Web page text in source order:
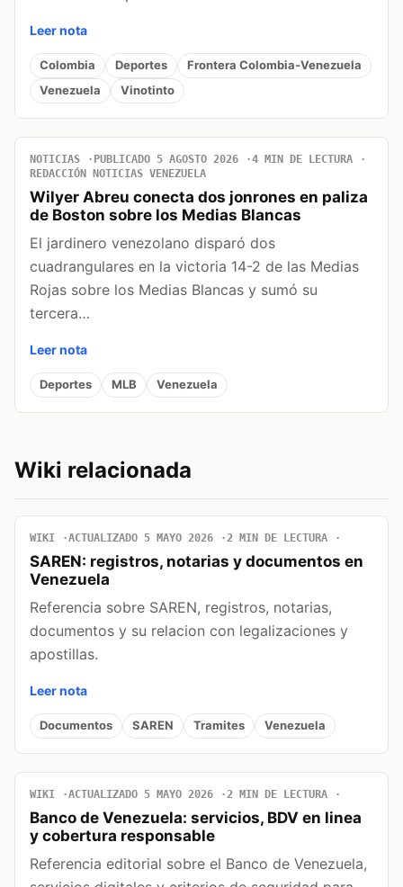
Leer nota
Colombia Deportes
Frontera Colombia-Venezuela
Venezuela
Vinotinto
NOTICIAS PUBLICADO 5 AGOSTO 2026
4 MIN DE LECTURA
REDACCIÓN NOTICIAS VENEZUELA
Wilyer Abreu conecta dos jonrones en paliza
de Boston sobre los Medias Blancas
El jardinero venezolano disparó dos
cuadrangulares en la victoria 14-2 de las Medias
Rojas sobre los Medias Blancas y sumó su
tercera…
Leer nota
Deportes MLB Venezuela
Wiki relacionada
WIKI ACTUALIZADO 5 MAYO 2026 2 MIN DE LECTURA
SAREN: registros, notarias y documentos en
Venezuela
Referencia sobre SAREN, registros, notarias,
documentos y su relacion con legalizaciones y
apostillas.
Leer nota
Documentos SAREN Tramites Venezuela
WIKI ACTUALIZADO 5 MAYO 2026 2 MIN DE LECTURA
Banco de Venezuela: servicios, BDV en linea
y cobertura responsable
Referencia editorial sobre el Banco de Venezuela,